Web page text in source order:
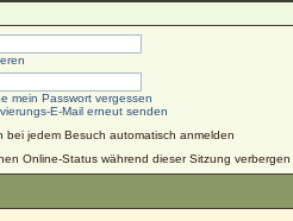
mein Passwort vergessen
E-Mail erneut senden
bei jedem Besuch automatisch anmelden
Online-Status während dieser Sitzung verbergen